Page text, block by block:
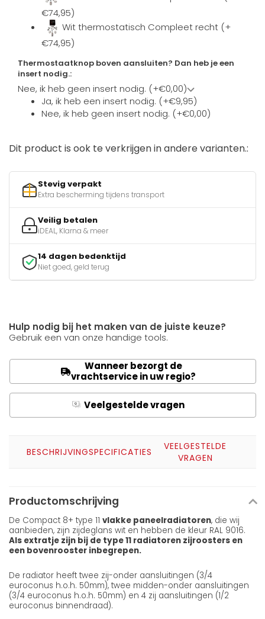
€74,95)
Wit thermostatisch Compleet recht (+
€74,95)
Thermostaatknop boven aansluiten? Dan heb je een
insert nodig.:
Nee, ik heb geen insert nodig. (+€0,00)
Ja, ik heb een insert nodig. (+€9,95)
Nee, ik heb geen insert nodig. (+€0,00)
Dit product is ook te verkrijgen in andere varianten.:
Stevig verpakt
Extra bescherming tijdens transport
Veilig betalen
iDEAL, Klarna & meer
14 dagen bedenktijd
Niet goed, geld terug
Hulp nodig bij het maken van de juiste keuze?
Gebruik een van onze handige tools.
Wanneer bezorgt de
vrachtservice in uw regio?
Q Veelgestelde vragen
BESCHRIJVINGSPECIFICATIES
VEELGESTELDE
VRAGEN
Productomschrijving
De Compact 8+ type 11 vlakke paneelradiatoren, die wij
aanbieden, zijn zijdeglans wit en hebben de kleur RAL 9016.
Als extratje zijn bij de type 11 radiatoren zijroosters en
een bovenrooster inbegrepen.
De radiator heeft twee zij-onder aansluitingen (3/4
euroconus h.o.h. 50mm), twee midden-onder aansluitingen
(3/4 euroconus h.o.h. 50mm) en 4 zij aansluitingen (1/2
euroconus binnendraad).